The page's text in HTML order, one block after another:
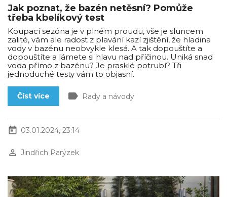
Jak poznat, že bazén netěsní? Pomůže
třeba kbelíkový test
Koupací sezóna je v plném proudu, vše je sluncem
zalité, vám ale radost z plavání kazí zjištění, že hladina
vody v bazénu neobvykle klesá. A tak dopouštíte a
dopouštíte a lámete si hlavu nad příčinou. Uniká snad
voda přímo z bazénu? Je prasklé potrubí? Tři
jednoduché testy vám to objasní.
Číst více label Rady a návody
today 03.01.2024, 23:14
perm_identity Jindřich Parýzek